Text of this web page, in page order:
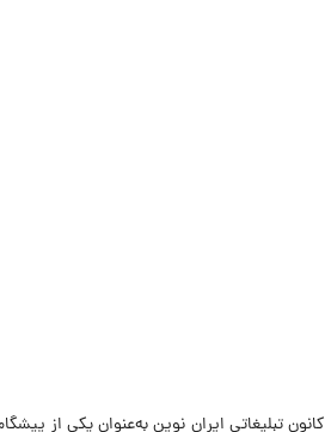
کانون تبلیغاتی ایران نوین به‌عنوان یکی از